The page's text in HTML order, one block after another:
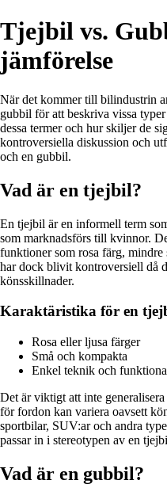
Tjejbil vs.
jämförelse
När det kommer till bilindustrin
gubbil för att beskriva vissa
dessa termer och hur skiljer de
kontroversiella diskussion och
och en gubbil.
Vad är en tjejbil?
En tjejbil är en informell term
som marknadsförs till kvinnor.
funktioner som rosa färg,
har dock blivit kontroversiell då
könsskillnader.
Karaktäristika för en
Rosa eller ljusa färger
Små och kompakta
Enkel teknik och
Det är viktigt att inte
för fordon kan variera oavsett
sportbilar, SUV:ar och andra
passar in i stereotypen av en
Vad är en gubbil?